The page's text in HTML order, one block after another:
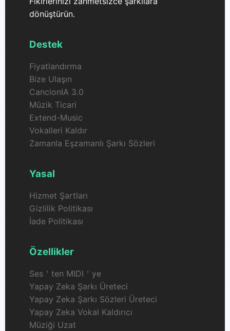
dönüştürün.
Destek
Fiyatlandırma
Bize Ulaşın
CancionIA 3.0
Müzik Ticari
Extend-Music
Vokalleri Kaldır
Zamanla Eşzamanlı Şarkı Sözleri
Yasal
Hizmet Şartları
Gizlilik Politikası
İade Politikası
Özellikler
Ses＇ten MIDI＇ye
Yapay Zeka Şarkı Üreteci
Yapay Zeka Şarkı Sözleri Üreteci
Yapay Zeka Vokal Kaldırıcı
Müziği Uzat